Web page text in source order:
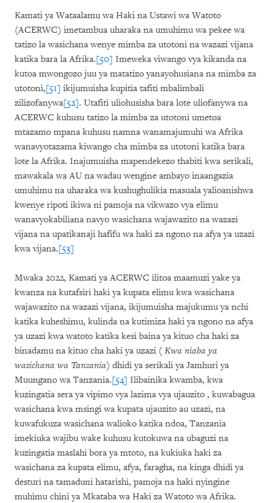
Kamati ya Wataalamu wa Haki na Ustawi wa Watoto
(ACERWC) imetambua uharaka na umuhimu wa pekee wa
tatizo la wasichana wenye mimba za utotoni na wazazi vijana
katika bara la Afrika.[50] Imeweka viwango vya kikanda na
kutoa mwongozo juu ya matatizo yanayohusiana na mimba za
utotoni,[51] ikijumuisha kupitia tafiti mbalimbali
zilizofanywa[52]. Utafiti uliohusisha bara lote uliofanywa na
ACERWC kuhusu tatizo la mimba za utotoni umetoa
mtazamo mpana kuhusu namna wanamajumuhi wa Afrika
wanavyotazama kiwango cha mimba za utotoni katika bara
lote la Afrika. Inajumuisha mapendekezo thabiti kwa serikali,
mawakala wa AU na wadau wengine ambayo inaangazia
umuhimu na uharaka wa kushughulikia masuala yalioanishwa
kwenye ripoti ikiwa ni pamoja na vikwazo vya elimu
wanavyokabiliana navyo wasichana wajawazito na wazazi
vijana na upatikanaji hafifu wa haki za ngono na afya ya uzazi
kwa vijana.[53]
Mwaka 2022, Kamati ya ACERWC ilitoa maamuzi yake ya
kwanza na kutafsiri haki ya kupata elimu kwa wasichana
wajawazito na wazazi vijana, ikijumuisha majukumu ya nchi
katika kuheshimu, kulinda na kutimiza haki ya ngono na afya
ya uzazi kwa watoto katika kesi baina ya kituo cha haki za
binadamu na kituo cha haki ya uzazi ( Kwa niaba ya
wasichana wa Tanzania) dhidi ya serikali ya Jamhuri ya
Muungano wa Tanzania.[54] Ilibainika kwamba, kwa
kuzingatia sera ya vipimo vya lazima vya ujauzito , kuwabagua
wasichana kwa msingi wa kupata ujauzito au uzazi, na
kuwafukuza wasichana walioko katika ndoa, Tanzania
imekiuka wajibu wake kuhusu kutokuwa na ubaguzi na
kuzingatia maslahi bora ya mtoto, na kukiuka haki za
wasichana za kupata elimu, afya, faragha, na kinga dhidi ya
desturi na tamaduni hatarishi, pamoja na haki nyingine
muhimu chini ya Mkataba wa Haki za Watoto wa Afrika.